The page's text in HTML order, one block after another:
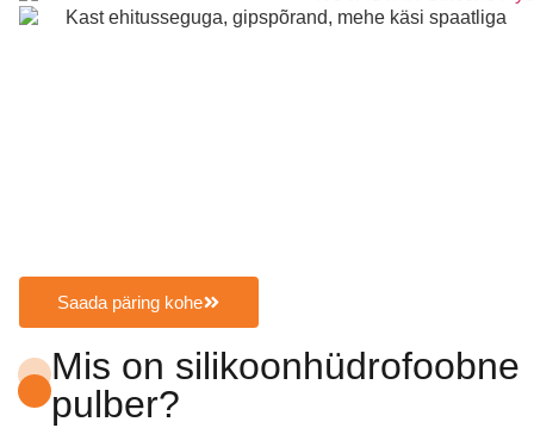
Saada päring kohe
Mis on silikoonhüdrofoobne
pulber?